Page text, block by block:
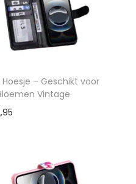
– Geschikt voor
Vintage